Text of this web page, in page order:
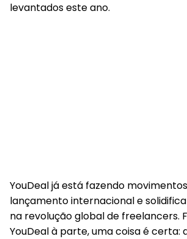
levantados este ano.
YouDeal já está fazendo
lançamento internacional e
na revolução global de freelancers.
YouDeal à parte, uma coisa é certa: